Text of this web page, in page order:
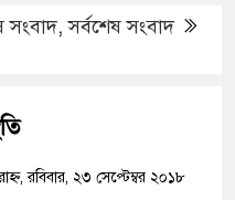
সংবাদ,সর্বশেষ সংবাদ
রবিবার, ২৩ সেপ্টেম্বর ২০১৮